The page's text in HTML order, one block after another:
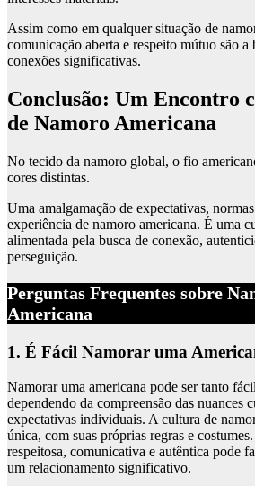
Assim como em qualquer situação de
comunicação aberta e respeito mútuo são a
conexões significativas.
Conclusão: Um Encontro
de Namoro Americana
No tecido da namoro global, o fio
cores distintas.
Uma amalgamação de expectativas,
experiência de namoro americana. É uma
alimentada pela busca de conexão,
perseguição.
Perguntas Frequentes sobre
Americana
1. É Fácil Namorar uma
Namorar uma americana pode ser tanto
dependendo da compreensão das nuances
expectativas individuais. A cultura de
única, com suas próprias regras e
respeitosa, comunicativa e autêntica pode
um relacionamento significativo.